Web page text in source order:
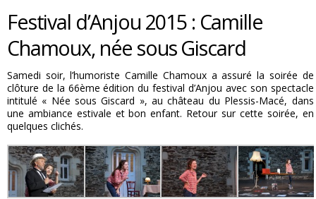
Festival d’Anjou 2015 : Camille
Chamoux, née sous Giscard
Samedi soir, l’humoriste Camille Chamoux a assuré la soirée de
clôture de la 66ème édition du festival d’Anjou avec son spectacle
intitulé « Née sous Giscard », au château du Plessis-Macé, dans
une ambiance estivale et bon enfant. Retour sur cette soirée, en
quelques clichés.